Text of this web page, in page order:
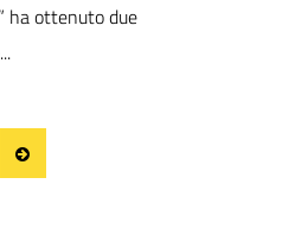
ha ottenuto due